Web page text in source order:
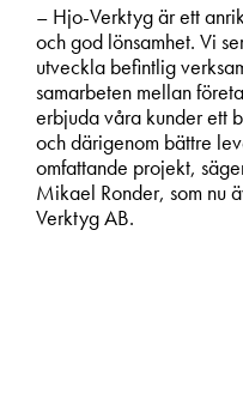
– Hjo-Verktyg är ett
och god lönsamhet. Vi
utveckla befintlig
samarbeten mellan
erbjuda våra kunder ett
och därigenom bättre
omfattande projekt,
Mikael Ronder, som nu
Verktyg AB.